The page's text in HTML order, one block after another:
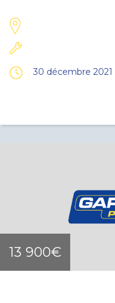
30 décembre 2021
13 900€